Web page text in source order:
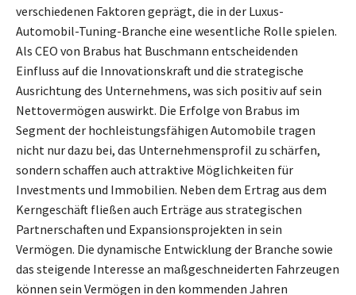
verschiedenen Faktoren geprägt, die in der Luxus-
Automobil-Tuning-Branche eine wesentliche Rolle spielen.
Als CEO von Brabus hat Buschmann entscheidenden
Einfluss auf die Innovationskraft und die strategische
Ausrichtung des Unternehmens, was sich positiv auf sein
Nettovermögen auswirkt. Die Erfolge von Brabus im
Segment der hochleistungsfähigen Automobile tragen
nicht nur dazu bei, das Unternehmensprofil zu schärfen,
sondern schaffen auch attraktive Möglichkeiten für
Investments und Immobilien. Neben dem Ertrag aus dem
Kerngeschäft fließen auch Erträge aus strategischen
Partnerschaften und Expansionsprojekten in sein
Vermögen. Die dynamische Entwicklung der Branche sowie
das steigende Interesse an maßgeschneiderten Fahrzeugen
können sein Vermögen in den kommenden Jahren